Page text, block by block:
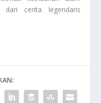
dari cerita legendaris